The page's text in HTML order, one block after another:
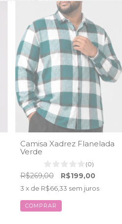
Camisa Xadrez Flanelada
Verde
(0)
R$269,00 R$199,00
3 x de R$66,33 sem juros
COMPRAR